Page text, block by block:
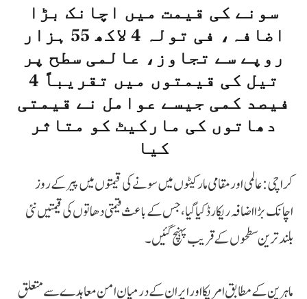
سونے کی قیمت میں اچانک بڑا
اضافہ، فی تولہ 4 لاکھ 55 ہزار
روپے سے تجاوز، عالمی سطح پر
تیل کی قیمتوں میں تقریباً 4
فیصد کمی جیسے عوامل نے قیمتی
دھاتوں کی مارکیٹ کو متاثر
کیا
کراچی: عالمی اور مقامی مارکیٹوں میں سونے کی قیمتوں میں پیر کے روز
اچانک بڑا اضافہ ریکارڈ کیا گیا، جس کے باعث قیمتی دھاتوں کی قیمتیں نئی
بلند ترین سطحوں کے قریب پہنچ گئیں۔
ماہرین کے مطابق امریکا اور ایران کے درمیان امن معاہدے سے متعلق